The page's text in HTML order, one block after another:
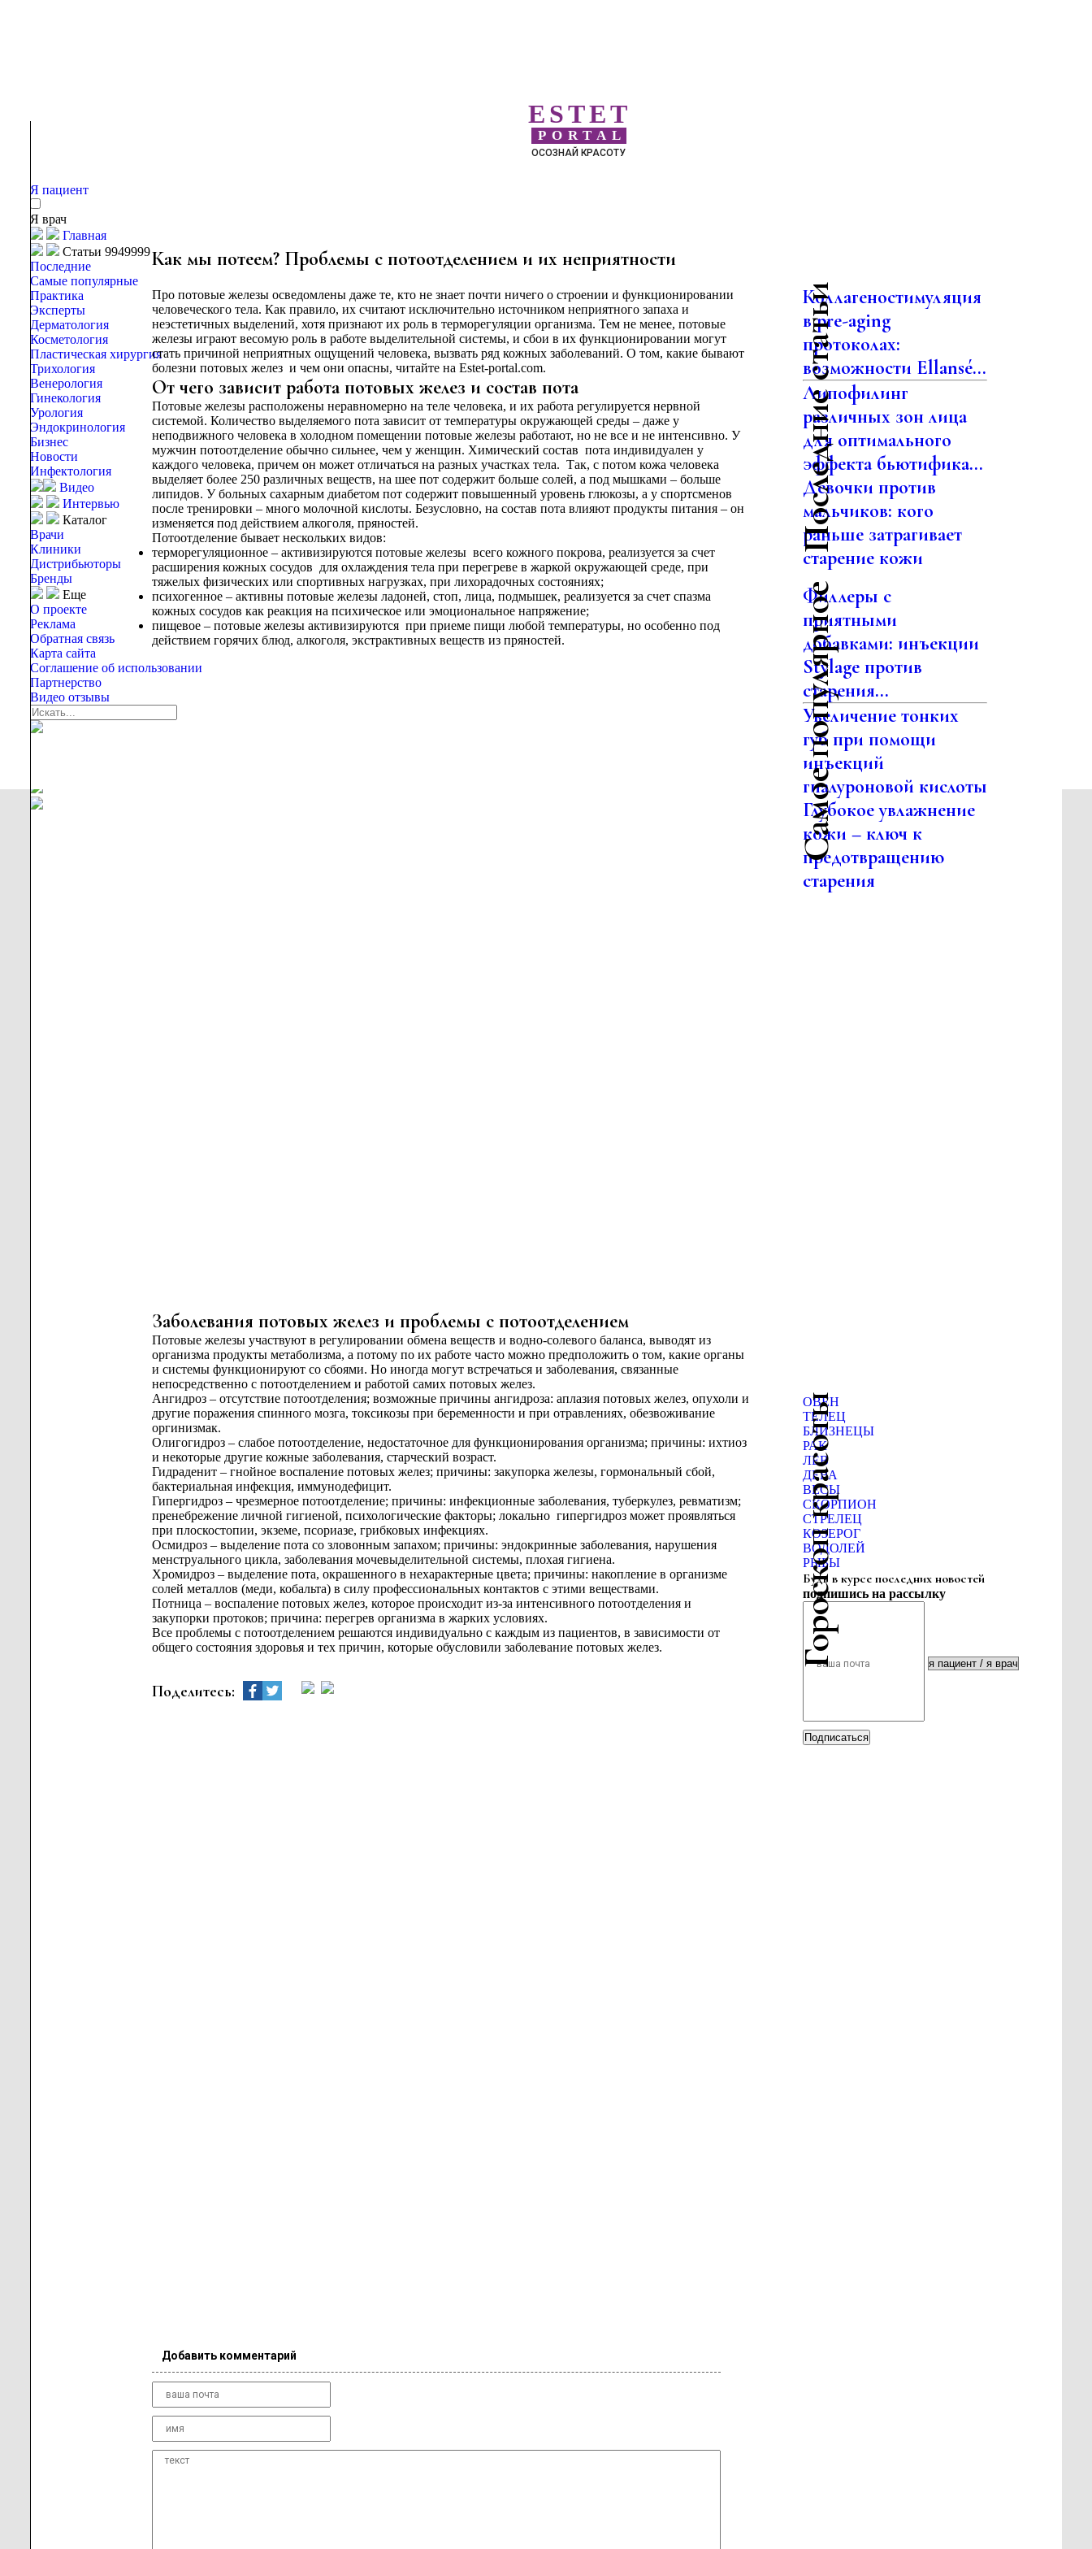
ESTET
PORTAL
ОСОЗНАЙ КРАСОТУ
Я пациент
Я врач
Главная
Статьи 9949999
Последние
Самые популярные
Практика
Эксперты
Дерматология
Косметология
Пластическая хирургия
Трихология
Венерология
Гинекология
Урология
Эндокринология
Бизнес
Новости
Инфектология
Видео
Интервью
Каталог
Врачи
Клиники
Дистрибьюторы
Бренды
Еще
О проекте
Реклама
Обратная связь
Карта сайта
Соглашение об использовании
Партнерство
Видео отзывы
Как мы потеем? Проблемы с потоотделением и их неприятности
Про потовые железы осведомлены даже те, кто не знает почти ничего о строении и функционировании
человеческого тела. Как правило, их считают исключительно источником неприятного запаха и
неэстетичных выделений, хотя признают их роль в терморегуляции организма. Тем не менее, потовые
железы играют весомую роль в работе выделительной системы, и сбои в их функционировании могут
стать причиной неприятных ощущений человека, вызвать ряд кожных заболеваний. О том, какие бывают
болезни потовых желез и чем они опасны, читайте на Estet-portal.com.
От чего зависит работа потовых желез и состав пота
Потовые железы расположены неравномерно на теле человека, и их работа регулируется нервной
системой. Количество выделяемого пота зависит от температуры окружающей среды – даже у
неподвижного человека в холодном помещении потовые железы работают, но не все и не интенсивно. У
мужчин потоотделение обычно сильнее, чем у женщин. Химический состав пота индивидуален у
каждого человека, причем он может отличаться на разных участках тела. Так, с потом кожа человека
выделяет более 250 различных веществ, на шее пот содержит больше солей, а под мышками – больше
липидов. У больных сахарным диабетом пот содержит повышенный уровень глюкозы, а у спортсменов
после тренировки – много молочной кислоты. Безусловно, на состав пота влияют продукты питания – он
изменяется под действием алкоголя, пряностей.
Потоотделение бывает нескольких видов:
терморегуляционное – активизируются потовые железы всего кожного покрова, реализуется за счет
расширения кожных сосудов для охлаждения тела при перегреве в жаркой окружающей среде, при
тяжелых физических или спортивных нагрузках, при лихорадочных состояниях;
психогенное – активны потовые железы ладоней, стоп, лица, подмышек, реализуется за счет спазма
кожных сосудов как реакция на психическое или эмоциональное напряжение;
пищевое – потовые железы активизируются при приеме пищи любой температуры, но особенно под
действием горячих блюд, алкоголя, экстрактивных веществ из пряностей.
Заболевания потовых желез и проблемы с потоотделением
Потовые железы участвуют в регулировании обмена веществ и водно-солевого баланса, выводят из
организма продукты метаболизма, а потому по их работе часто можно предположить о том, какие органы
и системы функционируют со сбоями. Но иногда могут встречаться и заболевания, связанные
непосредственно с потоотделением и работой самих потовых желез.
Ангидроз – отсутствие потоотделения; возможные причины ангидроза: аплазия потовых желез, опухоли и
другие поражения спинного мозга, токсикозы при беременности и при отравлениях, обезвоживание
оргинизмак.
Олигогидроз – слабое потоотделение, недостаточное для функционирования организма; причины: ихтиоз
и некоторые другие кожные заболевания, старческий возраст.
Гидраденит – гнойное воспаление потовых желез; причины: закупорка железы, гормональный сбой,
бактериальная инфекция, иммунодефицит.
Гипергидроз – чрезмерное потоотделение; причины: инфекционные заболевания, туберкулез, ревматизм;
пренебрежение личной гигиеной, психологические факторы; локально гипергидроз может проявляться
при плоскостопии, экземе, псориазе, грибковых инфекциях.
Осмидроз – выделение пота со зловонным запахом; причины: эндокринные заболевания, нарушения
менструального цикла, заболевания мочевыделительной системы, плохая гигиена.
Хромидроз – выделение пота, окрашенного в нехарактерные цвета; причины: накопление в организме
солей металлов (меди, кобальта) в силу профессиональных контактов с этими веществами.
Потница – воспаление потовых желез, которое происходит из-за интенсивного потоотделения и
закупорки протоков; причина: перегрев организма в жарких условиях.
Все проблемы с потоотделением решаются индивидуально с каждым из пациентов, в зависимости от
общего состояния здоровья и тех причин, которые обусловили заболевание потовых желез.
Поделитесь:
Добавить комментарий
Последние статьи
Коллагеностимуляция
в pre-aging
протоколах:
возможности Ellansé...
Липофилинг
различных зон лица
для оптимального
эффекта бьютифика...
Девочки против
мальчиков: кого
раньше затрагивает
старение кожи
Самое популярное
Филлеры с
приятными
добавками: инъекции
Stylage против
старения...
Увеличение тонких
губ при помощи
инъекций
гиалуроновой кислоты
Глубокое увлажнение
кожи – ключ к
предотвращению
старения
Гороскоп красоты
ОВЕН
ТЕЛЕЦ
БЛИЗНЕЦЫ
РАК
ЛЕВ
ДЕВА
ВЕСЫ
СКОРПИОН
СТРЕЛЕЦ
КОЗЕРОГ
ВОДОЛЕЙ
РЫБЫ
Будь в курсе последних новостей
подпишись на рассылку
Подписаться